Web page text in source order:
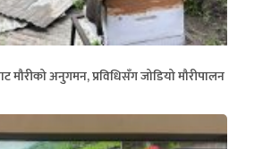
अनुगमन, प्रविधिसँग जोडियो मौरीपालन